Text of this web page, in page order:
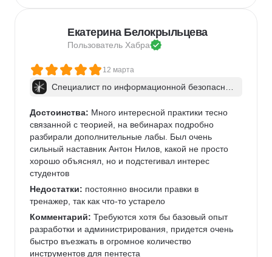
Екатерина Белокрыльцева
Пользователь Хабра
12 марта
Специалист по информационной безопаснос
Достоинства: Много интересной практики тесно
связанной с теорией, на вебинарах подробно
разбирали дополнительные лабы. Был очень
сильный наставник Антон Нилов, какой не просто
хорошо объяснял, но и подстегивал интерес
студентов
Недостатки: постоянно вносили правки в
тренажер, так как что-то устарело
Комментарий: Требуются хотя бы базовый опыт
разработки и администрирования, придется очень
быстро въезжать в огромное количество
инструментов для пентеста